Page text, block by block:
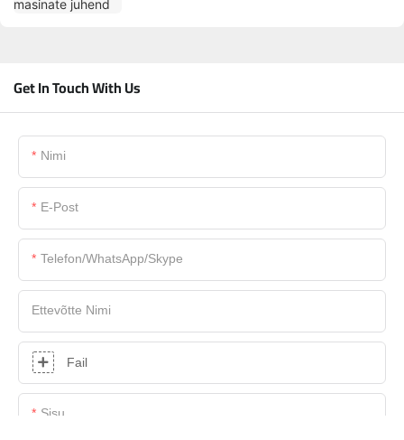
Get In Touch With Us
Nimi
E-Post
Telefon/WhatsApp/Skype
Ettevõtte Nimi
Fail
Sisu